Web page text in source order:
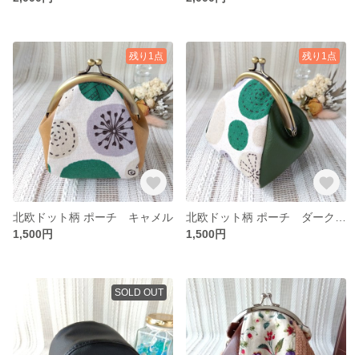
残り1点
北欧ドット柄 ポーチ キャメル
1,500円
残り1点
1,500円
SOLD OUT